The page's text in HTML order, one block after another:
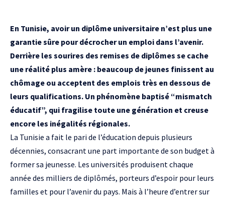
En Tunisie, avoir un diplôme universitaire n’est plus une
garantie sûre pour décrocher un emploi dans l’avenir.
Derrière les sourires des remises de diplômes se cache
une réalité plus amère : beaucoup de jeunes finissent au
chômage ou acceptent des emplois très en dessous de
leurs qualifications. Un phénomène baptisé “mismatch
éducatif”, qui fragilise toute une génération et creuse
encore les inégalités régionales.
La Tunisie a fait le pari de l’éducation depuis plusieurs
décennies, consacrant une part importante de son budget à
former sa jeunesse. Les universités produisent chaque
année des milliers de diplômés, porteurs d’espoir pour leurs
familles et pour l’avenir du pays. Mais à l’heure d’entrer sur